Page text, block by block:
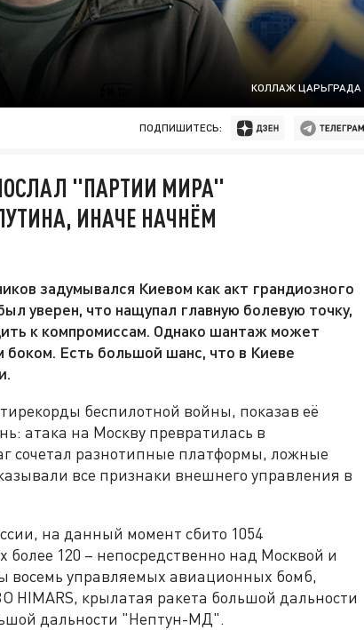
КОЛЛАЖ ЦАРЬГРАДА
ПОДПИШИТЕСЬ:
"ПАРТИИ МИРА"
ИНАЧЕ НАЧНЁМ
задумывался Киевом как акт грандиозного
уверен, что нащупал главную болевую точку,
к компромиссам. Однако шантаж может
боком. Есть большой шанс, что в Киеве
беспилотной войны, показав её
атака на Москву превратилась в
сочетал разнотипные платформы, ложные
все признаки внешнего управления в
на данный момент сбито 1054
120 – непосредственно над Москвой и
восемь управляемых авиационных бомб,
крылатая ракета большой дальности
дальности "Нептун-МД".